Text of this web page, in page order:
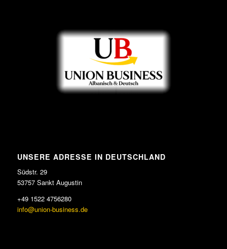
UNSERE ADRESSE IN DEUTSCHLAND
Südstr. 29
53757 Sankt Augustin
+49 1522 4756280
info@union-business.de